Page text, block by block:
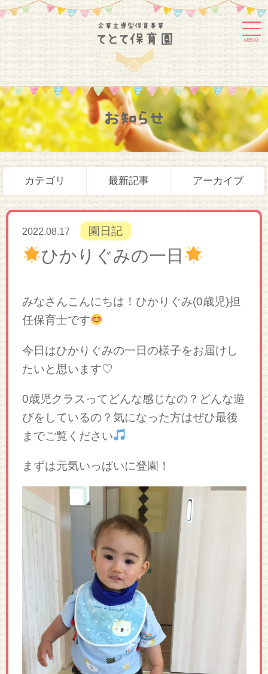
MENU
お知らせ
カテゴリ 最新記事 アーカイブ
2022.08.17 園日記
ひかりぐみの一日
みなさんこんにちは！ひかりぐみ(0歳児)担
任保育士です
今日はひかりぐみの一日の様子をお届けし
たいと思います♡
0歳児クラスってどんな感じなの？どんな遊
びをしているの？気になった方はぜひ最後
までご覧ください
まずは元気いっぱいに登園！